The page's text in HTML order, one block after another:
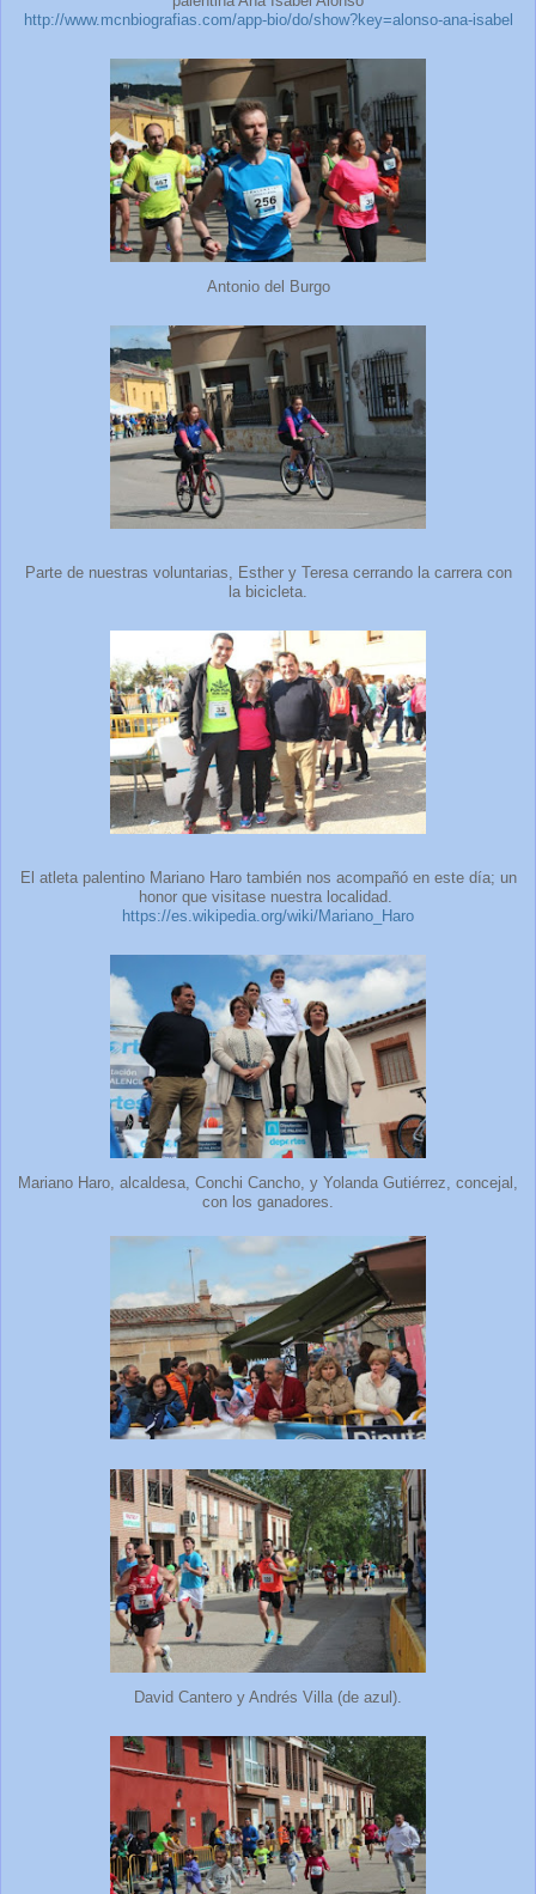
http://www.mcnbiografias.com/app-bio/do/show?key=alonso-ana-isabel
Antonio del Burgo
Parte de nuestras voluntarias, Esther y Teresa cerrando la carrera con
la bicicleta.
El atleta palentino Mariano Haro también nos acompañó en este día; un
honor que visitase nuestra localidad.
https://es.wikipedia.org/wiki/Mariano_Haro
Mariano Haro, alcaldesa, Conchi Cancho, y Yolanda Gutiérrez, concejal,
con los ganadores.
David Cantero y Andrés Villa (de azul).